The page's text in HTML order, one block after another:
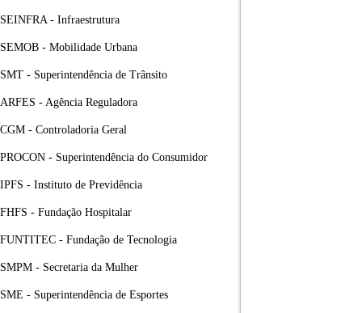
SEINFRA - Infraestrutura
SEMOB - Mobilidade Urbana
SMT - Superintendência de Trânsito
ARFES - Agência Reguladora
CGM - Controladoria Geral
PROCON - Superintendência do Consumidor
IPFS - Instituto de Previdência
FHFS - Fundação Hospitalar
FUNTITEC - Fundação de Tecnologia
SMPM - Secretaria da Mulher
SME - Superintendência de Esportes